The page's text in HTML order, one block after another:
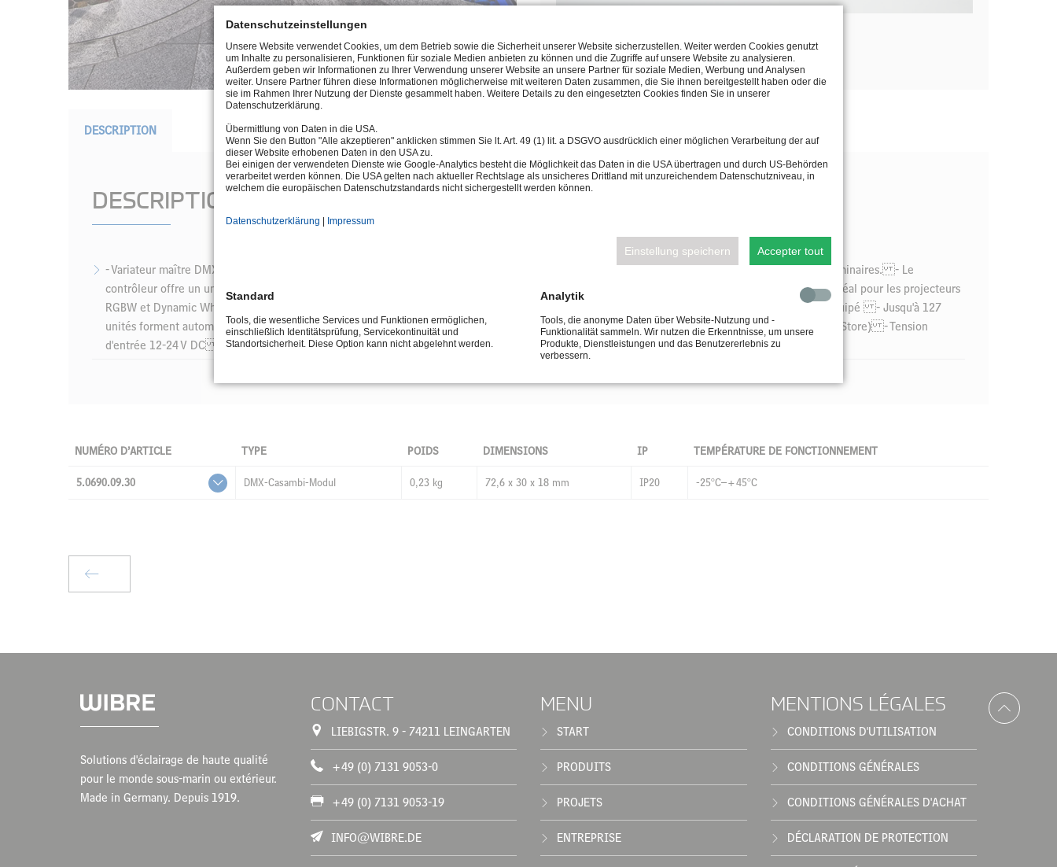
Manuel
DESCRIPTION
DESCRIPTION
- Variateur maître DMX 512 à 8 canaux, contrôlable par Bluetooth et compatible avec Casambi - Pour les contrôleurs compatibles DMX et leurs luminaires. - Le
contrôleur offre un univers DMX-512 non isolé, une sortie relais et une entrée capteur. - Max. 8 canaux DMX (slots) peuvent être contrôlés. - Idéal pour les projecteurs
RGBW et Dynamic White - Commande directe simple pour un luminaire jusqu'à un système de commande d'éclairage complet et entièrement équipé - Jusqu'à 127
unités forment automatiquement un réseau maillé intelligent - Le module est contrôlé par l'application Casambi (Apple App Store et Google Play Store) - Tension
d'entrée 12-24 V DC - Contenu de la livraison : module, bloc d'alimentation - Indice de protection IP20
NUMÉRO D’ARTICLE TYPE POIDS DIMENSIONS IP TEMPÉRATURE DE FONCTIONNEMENT
5.0690.09.30 DMX-Casambi-Modul 0,23 kg 72,6 x 30 x 18 mm IP20 -25°C–+45°C
Solutions d'éclairage de haute qualité
pour le monde sous-marin ou extérieur.
Made in Germany. Depuis 1919.
CONTACT
LIEBIGSTR. 9 - 74211 LEINGARTEN
+49 (0) 7131 9053-0
+49 (0) 7131 9053-19
INFO@WIBRE.DE
MENU
START
PRODUITS
PROJETS
ENTREPRISE
MENTIONS LÉGALES
CONDITIONS D'UTILISATION
CONDITIONS GÉNÉRALES
CONDITIONS GÉNÉRALES D'ACHAT
DÉCLARATION DE PROTECTION
Datenschutzeinstellungen
Unsere Website verwendet Cookies, um dem Betrieb sowie die Sicherheit unserer Website sicherzustellen. Weiter werden Cookies genutzt
um Inhalte zu personalisieren, Funktionen für soziale Medien anbieten zu können und die Zugriffe auf unsere Website zu analysieren.
Außerdem geben wir Informationen zu Ihrer Verwendung unserer Website an unsere Partner für soziale Medien, Werbung und Analysen
weiter. Unsere Partner führen diese Informationen möglicherweise mit weiteren Daten zusammen, die Sie ihnen bereitgestellt haben oder die
sie im Rahmen Ihrer Nutzung der Dienste gesammelt haben. Weitere Details zu den eingesetzten Cookies finden Sie in unserer
Datenschutzerklärung.
Übermittlung von Daten in die USA.
Wenn Sie den Button "Alle akzeptieren" anklicken stimmen Sie lt. Art. 49 (1) lit. a DSGVO ausdrücklich einer möglichen Verarbeitung der auf
dieser Website erhobenen Daten in den USA zu.
Bei einigen der verwendeten Dienste wie Google-Analytics besteht die Möglichkeit das Daten in die USA übertragen und durch US-Behörden
verarbeitet werden können. Die USA gelten nach aktueller Rechtslage als unsicheres Drittland mit unzureichendem Datenschutzniveau, in
welchem die europäischen Datenschutzstandards nicht sichergestellt werden können.
Datenschutzerklärung | Impressum
Einstellung speichern Accepter tout
Standard
Tools, die wesentliche Services und Funktionen ermöglichen,
einschließlich Identitätsprüfung, Servicekontinuität und
Standortsicherheit. Diese Option kann nicht abgelehnt werden.
Analytik
Tools, die anonyme Daten über Website-Nutzung und -
Funktionalität sammeln. Wir nutzen die Erkenntnisse, um unsere
Produkte, Dienstleistungen und das Benutzererlebnis zu
verbessern.